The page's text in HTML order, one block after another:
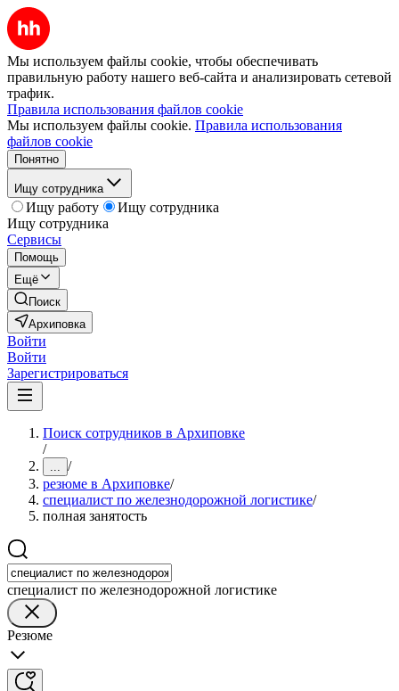
Мы используем файлы cookie, чтобы обеспечивать
правильную работу нашего веб-сайта и анализировать сетевой
трафик.
Правила использования файлов cookie
Мы используем файлы cookie. Правила использования
файлов cookie
Понятно
Ищу сотрудника
Ищу работу
Ищу сотрудника
Ищу сотрудника
Сервисы
Помощь
Ещё
Поиск
Архиповка
Войти
Войти
Зарегистрироваться
Поиск сотрудников в Архиповке
/
... /
резюме в Архиповке/
специалист по железнодорожной логистике/
полная занятость
специалист по железнодорожной логистике
Резюме